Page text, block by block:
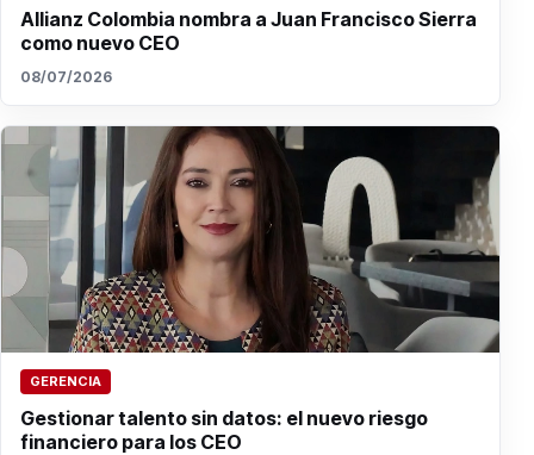
Allianz Colombia nombra a Juan Francisco Sierra
como nuevo CEO
08/07/2026
GERENCIA
Gestionar talento sin datos: el nuevo riesgo
financiero para los CEO